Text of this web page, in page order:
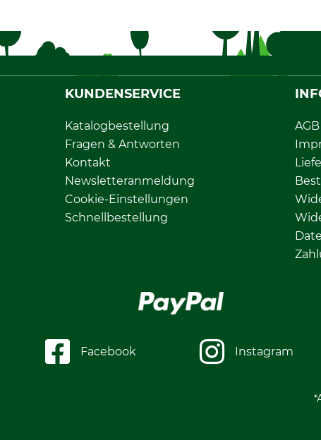
KUNDENSERVICE
Katalogbestellung
Fragen & Antworten
Kontakt
Newsletteranmeldung
Cookie-Einstellungen
Schnellbestellung
AGB
Facebook Instagram